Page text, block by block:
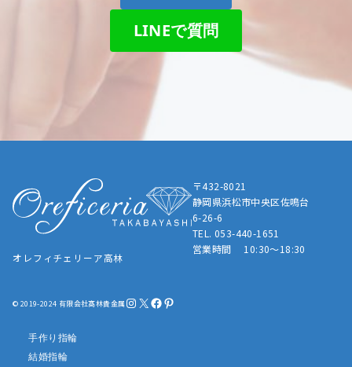
LINEで質問
オレフィチェリーア高林
〒432-8021
静岡県浜松市中央区佐鳴台
6-26-6
TEL. 053-440-1651
営業時間 10:30～18:30
© 2019-2024 有限会社髙林貴金属InstagramX Facebook Pinterest
手作り指輪
結婚指輪